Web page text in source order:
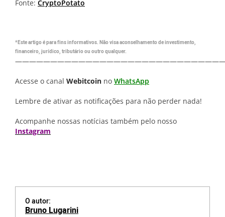
Fonte: CryptoPotato
*Este artigo é para fins informativos. Não visa aconselhamento de investimento,
financeiro, jurídico, tributário ou outro qualquer.
Acesse o canal Webitcoin no WhatsApp
Lembre de ativar as notificações para não perder nada!
Acompanhe nossas notícias também pelo nosso
Instagram
O autor:
Bruno Lugarini